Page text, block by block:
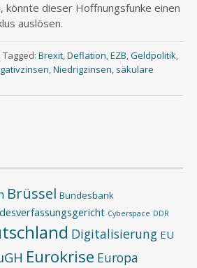
könnte dieser Hoffnungsfunke einen
auslösen.
Tagged: Brexit,Deflation,EZB,Geldpolitik,
,Niedrigzinsen, säkulare
Brüssel Bundesbank
Cyberspace DDR
Digitalisierung EU
Eurokrise Europa